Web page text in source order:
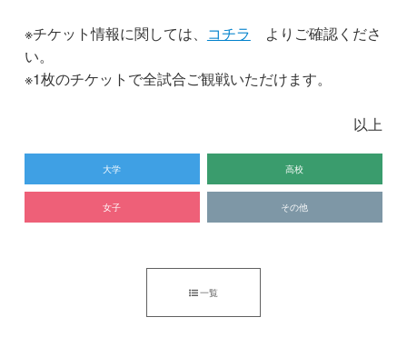
※チケット情報に関しては、 コチラ よりご確認くださ
い。
※1枚のチケットで全試合ご観戦いただけます。
以上
大学 高校
女子 その他
一覧